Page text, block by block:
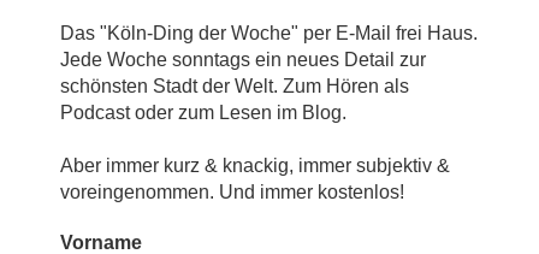
Das "Köln-Ding der Woche" per E-Mail frei Haus.
Jede Woche sonntags ein neues Detail zur
schönsten Stadt der Welt. Zum Hören als
Podcast oder zum Lesen im Blog.
Aber immer kurz & knackig, immer subjektiv &
voreingenommen. Und immer kostenlos!
Vorname